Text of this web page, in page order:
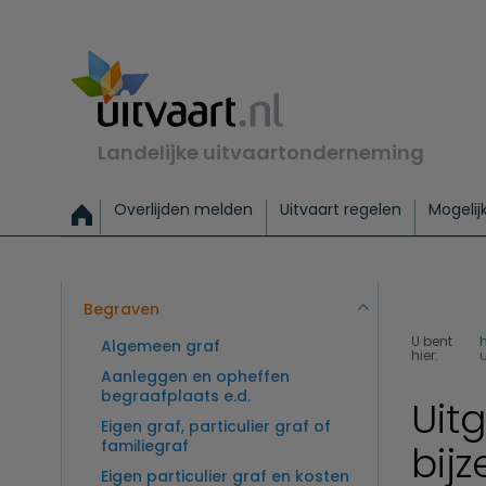
Landelijke uitvaartonderneming
Overlijden melden Uitvaart regelen
Exclusieve uitvaart Begrafenis Basis
Begraven
Algemeen graf
Aanleggen en opheffen
begraafplaats e.d.
Eigen graf, particulier graf of
familiegraf
Eigen particulier graf en kosten
U bent
hier: